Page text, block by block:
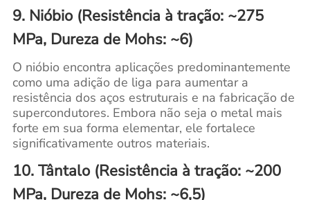
9. Nióbio (Resistência à tração: ~275
MPa, Dureza de Mohs: ~6)
O nióbio encontra aplicações predominantemente
como uma adição de liga para aumentar a
resistência dos aços estruturais e na fabricação de
supercondutores. Embora não seja o metal mais
forte em sua forma elementar, ele fortalece
significativamente outros materiais.
10. Tântalo (Resistência à tração: ~200
MPa, Dureza de Mohs: ~6,5)